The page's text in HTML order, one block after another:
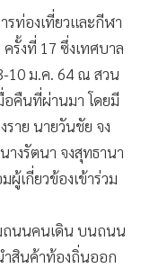
ท่องเที่ยวและกีฬา
รั้งที่ 17 ซึ่งเทศบาล
10 ม.ค. 64 ณ สวน
อคืนที่ผ่านมา โดยมี
าย นายวันชัย จง
งรัตนา จงสุทธานา
เกี่ยวข้องเข้าร่วม
ถนนคนเดิน บนถนน
ำสินค้าท้องถิ่นออก